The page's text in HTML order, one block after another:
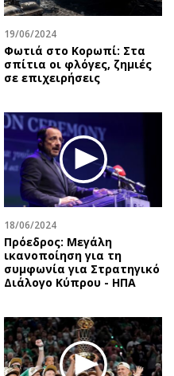
19/06/2024
Φωτιά στο Κορωπί: Στα
σπίτια οι φλόγες, ζημιές
σε επιχειρήσεις
18/06/2024
Πρόεδρος: Μεγάλη
ικανοποίηση για τη
συμφωνία για Στρατηγικό
Διάλογο Κύπρου - ΗΠΑ